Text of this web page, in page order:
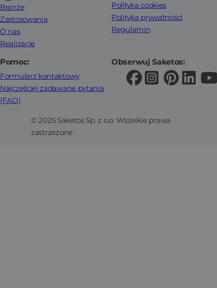
Branże
Zastosowania
O nas
Realizacje
Polityka cookies
Polityka prywatności
Regulamin
Pomoc:
Formularz kontaktowy
Najczęściej zadawane pytania
(FAQ)
Obserwuj Saketos:
© 2025 Saketos Sp. z o.o. Wszelkie prawa
zastrzeżone